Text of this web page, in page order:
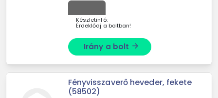
Segít az izommemória
kialakításában - Szín: fekete ...
Készletinfó:
Érdeklődj a boltban!
Irány a bolt arrow_forward
Fényvisszaverő heveder, fekete
(58502)